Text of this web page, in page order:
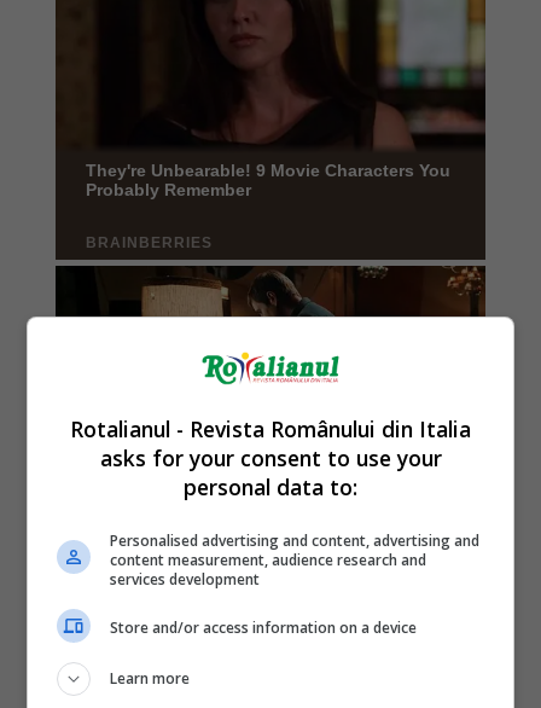
Rotalianul - Revista Românului din Italia
asks for your consent to use your
personal data to:
Personalised advertising and content, advertising and
content measurement, audience research and
services development
Store and/or access information on a device
Learn more